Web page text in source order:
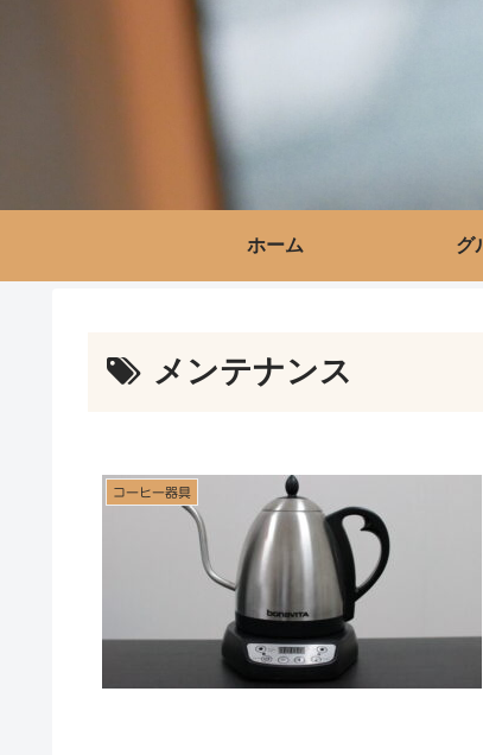
ホーム グ
メンテナンス
コーヒー器具